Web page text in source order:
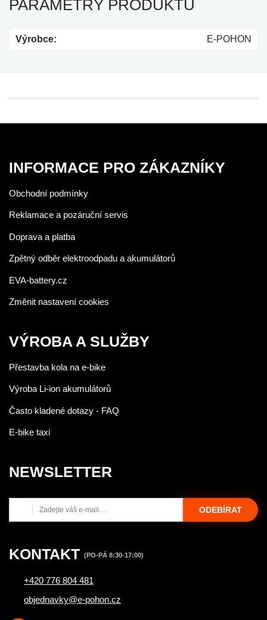
PARAMETRY PRODUKTU
Výrobce: E-POHON
INFORMACE PRO ZÁKAZNÍKY
Obchodní podmínky
Reklamace a pozáruční servis
Doprava a platba
Zpětný odběr elektroodpadu a akumulátorů
EVA-battery.cz
Změnit nastavení cookies
VÝROBA A SLUŽBY
Přestavba kola na e-bike
Výroba Li-ion akumulátorů
Často kladené dotazy - FAQ
E-bike taxi
NEWSLETTER
ODEBÍRAT
KONTAKT (PO-PÁ 8:30-17:00)
+420 776 804 481
objednavky@e-pohon.cz